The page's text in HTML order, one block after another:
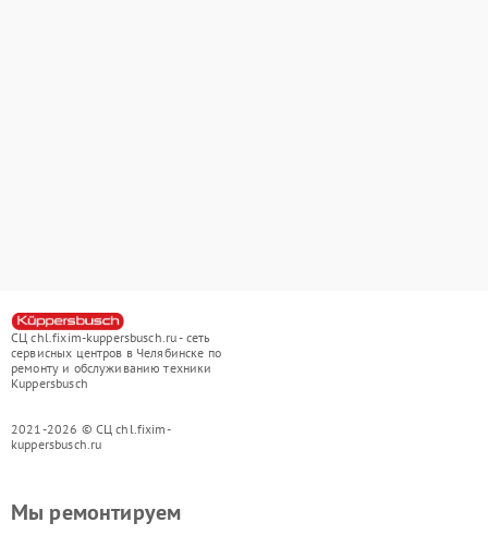
СЦ chl.fixim-kuppersbusch.ru - сеть
сервисных центров в Челябинске по
ремонту и обслуживанию техники
Kuppersbusch
2021-2026 © СЦ chl.fixim-
kuppersbusch.ru
Мы ремонтируем